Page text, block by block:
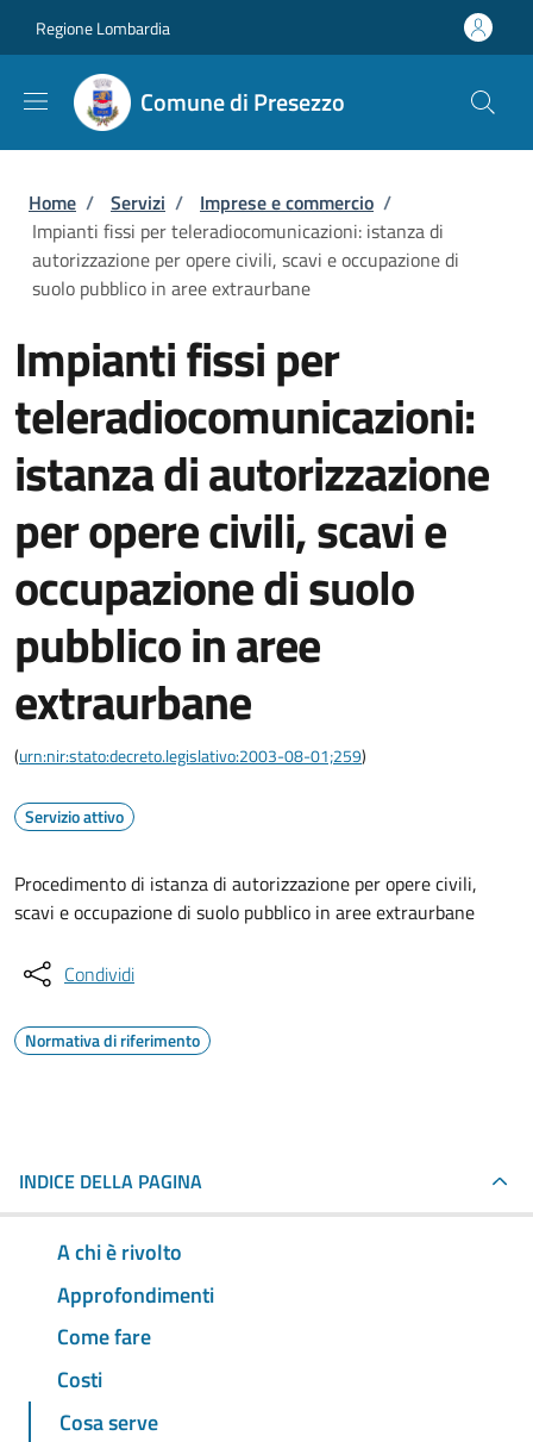
Regione Lombardia
Comune di Presezzo
Briciole di pane
Home / Servizi / Imprese e commercio /
Impianti fissi per teleradiocomunicazioni: istanza di
autorizzazione per opere civili, scavi e occupazione di
suolo pubblico in aree extraurbane
Impianti fissi per
teleradiocomunicazioni:
istanza di autorizzazione
per opere civili, scavi e
occupazione di suolo
pubblico in aree
extraurbane
(urn:nir:stato:decreto.legislativo:2003-08-01;259)
Servizio attivo
Procedimento di istanza di autorizzazione per opere civili,
scavi e occupazione di suolo pubblico in aree extraurbane
Condividi
Normativa di riferimento
INDICE DELLA PAGINA
A chi è rivolto
Approfondimenti
Come fare
Costi
Cosa serve